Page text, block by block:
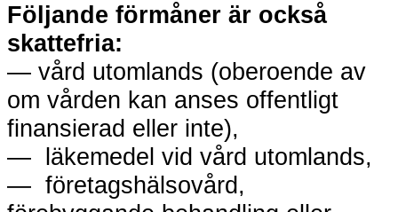
Följande förmåner är också
skattefria:
— vård utomlands (oberoende av
om vården kan anses offentligt
finansierad eller inte),
— läkemedel vid vård utomlands,
— företagshälsovård,